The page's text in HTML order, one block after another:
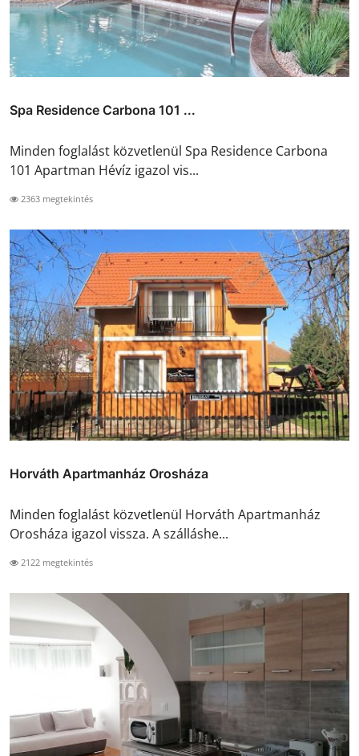
Spa Residence Carbona‎‏‏‎ 101 ...
Minden foglalást közvetlenül Spa Residence Carbona‎‏‏‎
101 Apartman Hévíz igazol vis...
2363 megtekintés
Horváth Apartmanház Orosháza
Minden foglalást közvetlenül Horváth Apartmanház
Orosháza igazol vissza. A szálláshe...
2122 megtekintés